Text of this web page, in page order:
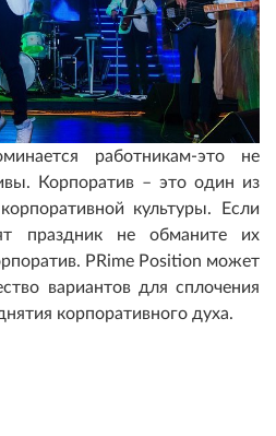
работникам-это не
Корпоратив – это один из
культуры. Если
праздник не обманите их
PRime Position может
вариантов для сплочения
корпоративного духа.